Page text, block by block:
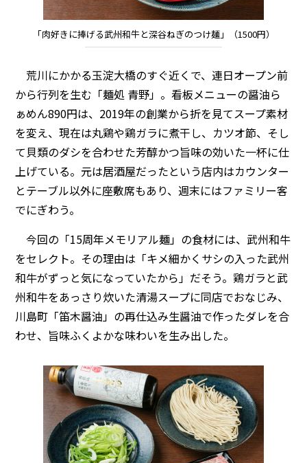
「肉好きに捧げる武州和牛と深谷ねぎのつけ麺」（1500円）
荒川にかかる玉淀大橋のすぐ近くで、連日オープン前
から行列を生む「麺処 青野」。看板メニューの醤油ら
ぁめん890円は、2019年の創業から折を見てスープ素材
を変え、現在は丸鶏や鶏ガラに煮干し、カツオ節、そし
て貝類のダシを合わせた芳醇かつ旨味の効いた一杯に仕
上げている。元は居酒屋だったという店内はカウンター
とテーブル以外に座敷席もあり、週末にはファミリー客
でにぎわう。
今回の「15周年メモリアル麺」の食材には、武州和牛
をセレクト。その理由は「キメ細かくサシの入った武州
和牛がずっと気になっていたから」だそう。鶏ガラと武
州和牛をあっさり炊いた清湯スープに同店でおなじみ、
川島町「笛木醤油」の再仕込み生醤油で作ったダレを合
わせ、旨味ふくよかな味わいを生み出した。